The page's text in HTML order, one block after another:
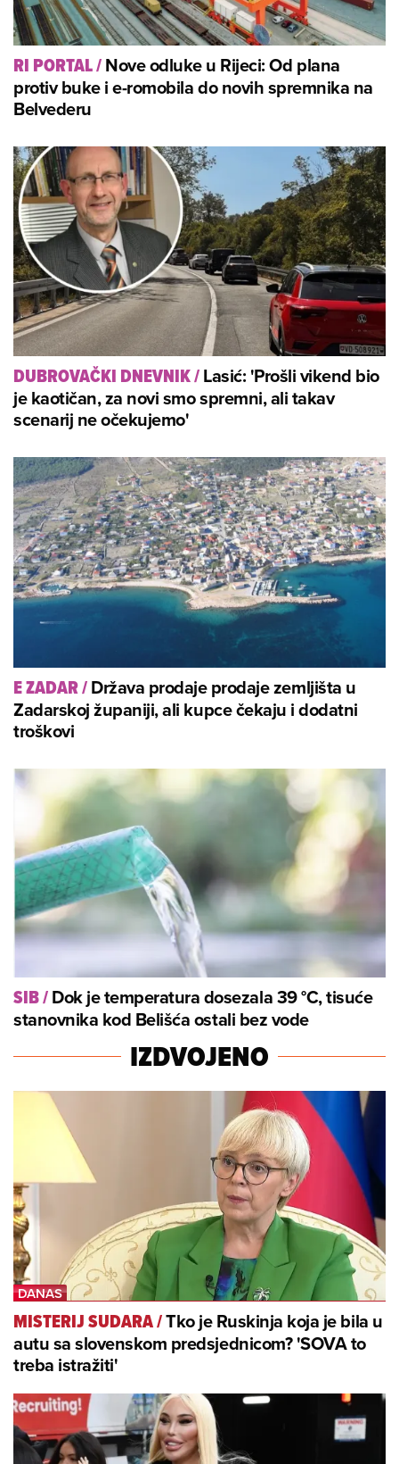
RI PORTAL/Nove odluke u Rijeci: Od plana
protiv buke i e-romobila do novih spremnika na
Belvederu
DUBROVAČKI DNEVNIK/Lasić: 'Prošli vikend bio
je kaotičan, za novi smo spremni, ali takav
scenarij ne očekujemo'
E ZADAR/Država prodaje prodaje zemljišta u
Zadarskoj županiji, ali kupce čekaju i dodatni
troškovi
SIB/Dok je temperatura dosezala 39 °C, tisuće
stanovnika kod Belišća ostali bez vode
IZDVOJENO
MISTERIJ SUDARA/Tko je Ruskinja koja je bila u
autu sa slovenskom predsjednicom? 'SOVA to
treba istražiti'